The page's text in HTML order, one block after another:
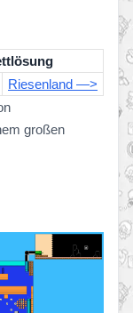
Riesenland —>
großen